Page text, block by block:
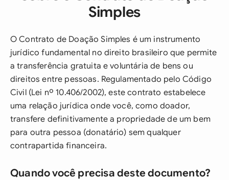
Simples
O Contrato de Doação Simples é um instrumento
jurídico fundamental no direito brasileiro que permite
a transferência gratuita e voluntária de bens ou
direitos entre pessoas. Regulamentado pelo Código
Civil (Lei nº 10.406/2002), este contrato estabelece
uma relação jurídica onde você, como doador,
transfere definitivamente a propriedade de um bem
para outra pessoa (donatário) sem qualquer
contrapartida financeira.
Quando você precisa deste documento?